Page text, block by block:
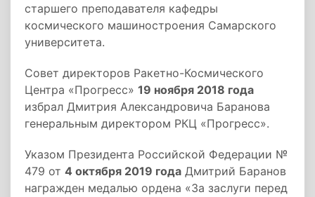
старшего преподавателя кафедры
космического машиностроения Самарского
университета.
Совет директоров Ракетно-Космического
Центра «Прогресс» 19 ноября 2018 года
избрал Дмитрия Александровича Баранова
генеральным директором РКЦ «Прогресс».
Указом Президента Российской Федерации №
479 от 4 октября 2019 года Дмитрий Баранов
награжден медалью ордена «За заслуги перед